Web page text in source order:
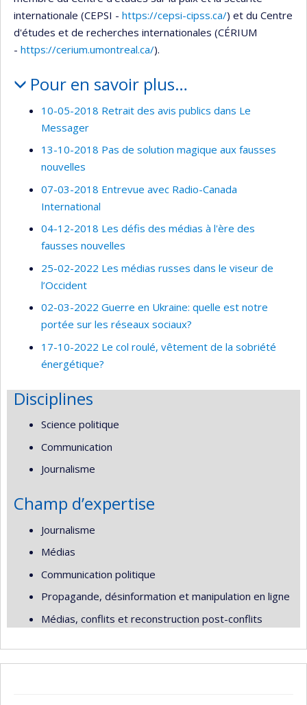
internationale (CEPSI - https://cepsi-cipss.ca/) et du Centre
d'études et de recherches internationales (CÉRIUM
- https://cerium.umontreal.ca/).
Pour en savoir plus…
10-05-2018 Retrait des avis publics dans Le
Messager
13-10-2018 Pas de solution magique aux fausses
nouvelles
07-03-2018 Entrevue avec Radio-Canada
International
04-12-2018 Les défis des médias à l'ère des
fausses nouvelles
25-02-2022 Les médias russes dans le viseur de
l’Occident
02-03-2022 Guerre en Ukraine: quelle est notre
portée sur les réseaux sociaux?
17-10-2022 Le col roulé, vêtement de la sobriété
énergétique?
Disciplines
Science politique
Communication
Journalisme
Champ d’expertise
Journalisme
Médias
Communication politique
Propagande, désinformation et manipulation en ligne
Médias, conflits et reconstruction post-conflits